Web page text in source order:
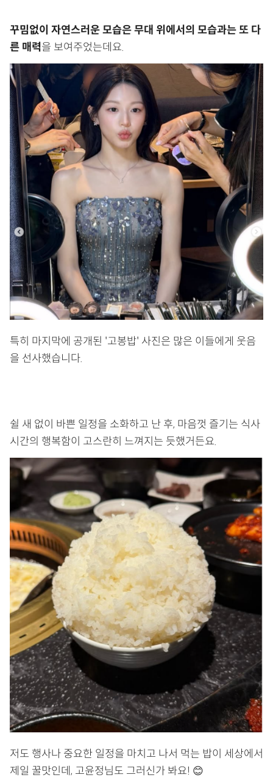
꾸밈없이 자연스러운 모습은 무대 위에서의 모습과는 또 다
른 매력을 보여주었는데요.
특히 마지막에 공개된 '고봉밥' 사진은 많은 이들에게 웃음
을 선사했습니다.
쉴 새 없이 바쁜 일정을 소화하고 난 후, 마음껏 즐기는 식사
시간의 행복함이 고스란히 느껴지는 듯했거든요.
저도 행사나 중요한 일정을 마치고 나서 먹는 밥이 세상에서
제일 꿀맛인데, 고윤정님도 그러신가 봐요! 😊